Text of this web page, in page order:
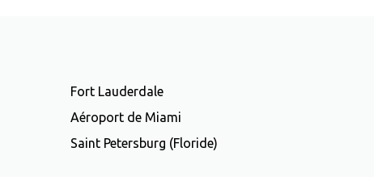
Fort Lauderdale
Aéroport de Miami
Saint Petersburg (Floride)